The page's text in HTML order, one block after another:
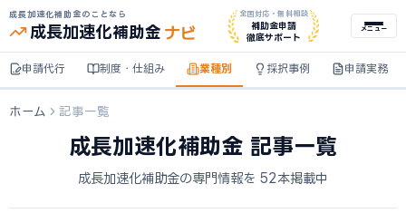
成長加速化補助金のことなら
成長加速化補助金 ナビ
全国対応・無料相談
補助金申請
徹底サポート
メニュー
申請代行 制度・仕組み 業種別 採択事例 申請実務
ホーム 記事一覧
成長加速化補助金 記事一覧
成長加速化補助金の専門情報を 52本掲載中